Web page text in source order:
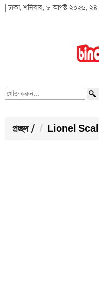
| ঢাকা, শনিবার, ৮ আগস্ট ২০২৬, ২৪
খোঁজ
প্রচ্ছদ / Lionel